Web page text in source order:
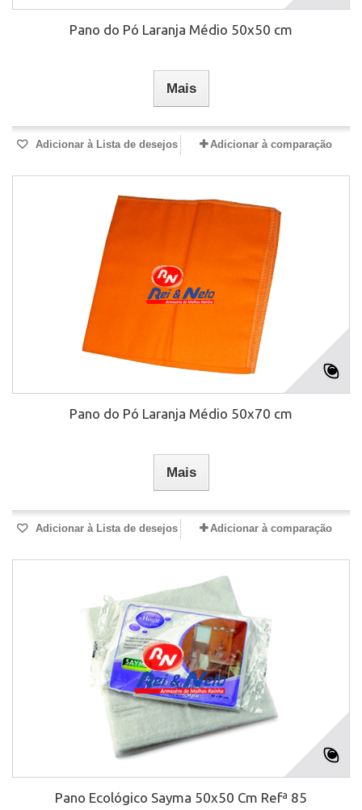
Pano do Pó Laranja Médio 50x50 cm
Mais
Adicionar à Lista de desejos Adicionar à comparação
Pano do Pó Laranja Médio 50x70 cm
Mais
Adicionar à Lista de desejos Adicionar à comparação
Pano Ecológico Sayma 50x50 Cm Refª 85